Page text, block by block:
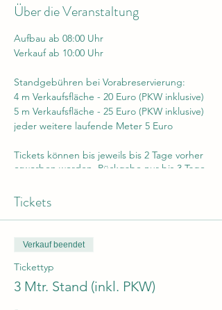
Über die Veranstaltung
Aufbau ab 08:00 Uhr
Verkauf ab 10:00 Uhr
Standgebühren bei Vorabreservierung:
4 m Verkaufsfläche - 20 Euro (PKW inklusive)
5 m Verkaufsfläche - 25 Euro (PKW inklusive)
jeder weitere laufende Meter 5 Euro
Tickets können bis jeweils bis 2 Tage vorher
erworben werden, Rückgabe nur bis 3 Tage
Preise am Veranstaltungstag
4 m Verkaufsfläche - 24 Euro (PKW inklusive)
5 m Verkaufsfläche - 30 Euro (PKW inklusive)
jeder weitere laufende Meter 6 Euro
Tickets
Verkauf beendet
Tickettyp
3 Mtr. Stand (inkl. PKW)